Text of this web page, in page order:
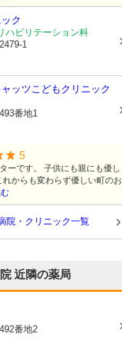
ク
ハビリテーション科
1
ャッツこどもクリニック
番地1
5
ーです。 子供にも親にも優し
からも変わらず優しい町のお
院・クリニック一覧
近隣の薬局
番地2